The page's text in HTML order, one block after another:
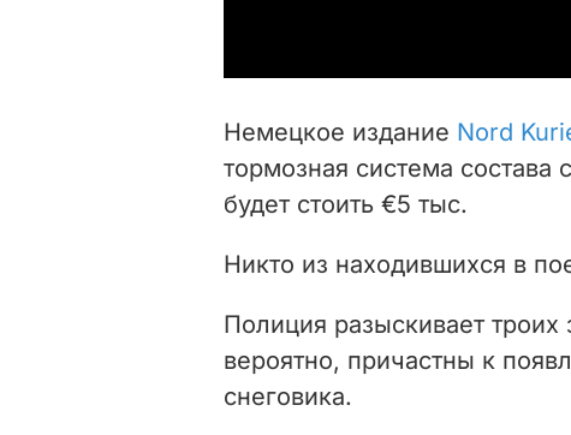
Немецкое издание Nord
тормозная система состава
будет стоить €5 тыс.
Никто из находившихся в
Полиция разыскивает
вероятно, причастны к
снеговика.